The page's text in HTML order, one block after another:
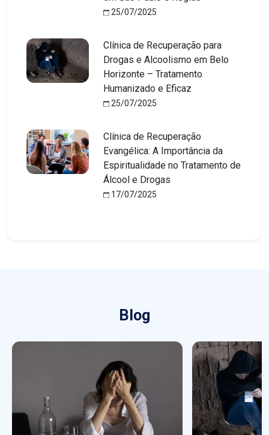
25/07/2025
Clínica de Recuperação para
Drogas e Alcoolismo em Belo
Horizonte – Tratamento
Humanizado e Eficaz
25/07/2025
Clínica de Recuperação
Evangélica: A Importância da
Espiritualidade no Tratamento de
Álcool e Drogas
17/07/2025
Blog